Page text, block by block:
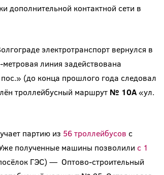
дополнительной контактной сети в
электротранспорт вернулся в
линия задействована
(до конца прошлого года следовал
троллейбусный маршрут № 10А«ул.
партию из 56 троллейбусов с
полученные машины позволили с 1
ГЭС) — Оптово-строительный